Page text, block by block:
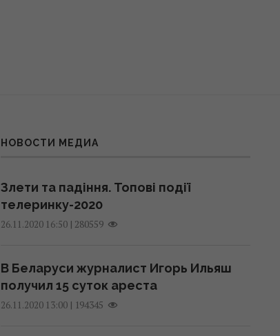
НОВОСТИ МЕДИА
Злети та падіння. Топові події
телеринку-2020
26.11.2020 16:50| 280559
В Беларуси журналист Игорь Ильяш
получил 15 суток ареста
26.11.2020 13:00| 194345